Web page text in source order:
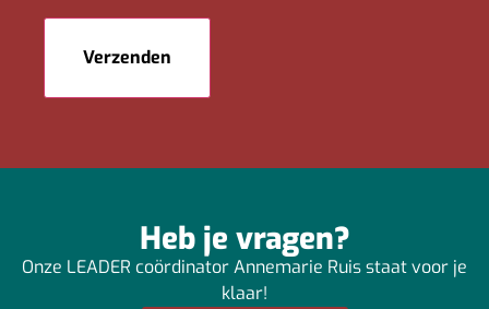
Heb je vragen?
Onze LEADER coördinator Annemarie Ruis staat voor je
klaar!